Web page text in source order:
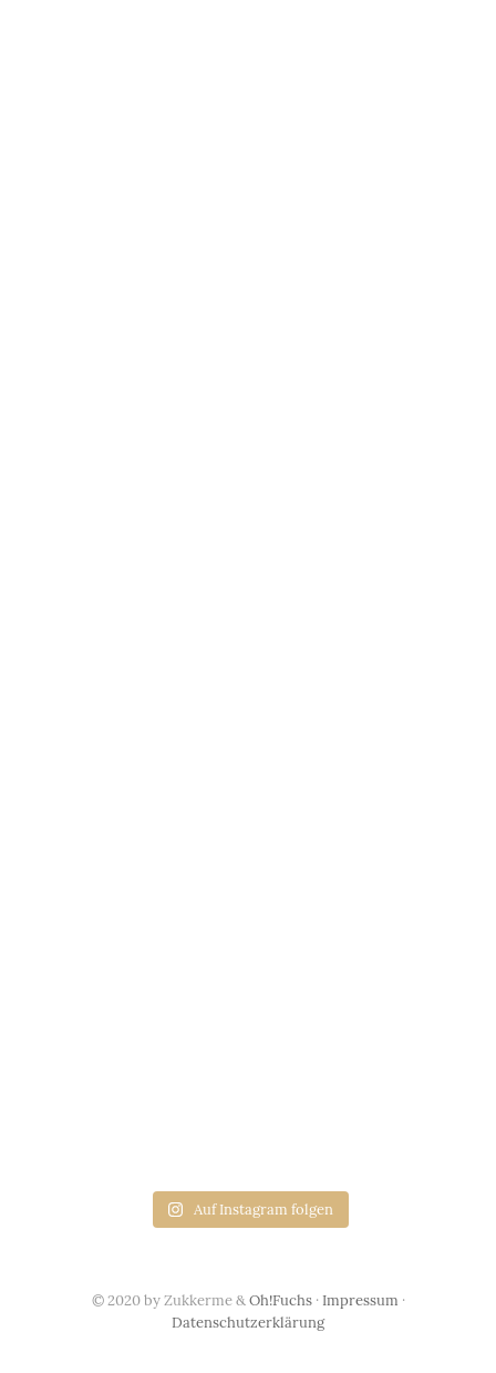
Auf Instagram folgen
© 2020 by Zukkerme &Oh!Fuchs· Impressum ·
Datenschutzerklärung